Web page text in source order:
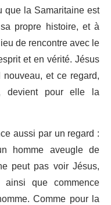
la Samaritaine est
propre histoire, et à
de rencontre avec le
et en vérité. Jésus
et ce regard,
devient pour elle la
aussi par un regard :
homme aveugle de
peut pas voir Jésus,
que commence
Comme pour la